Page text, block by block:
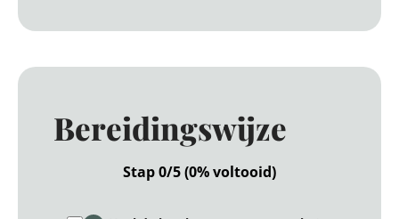
Bereidingswijze
Stap 0/5 (0% voltooid)